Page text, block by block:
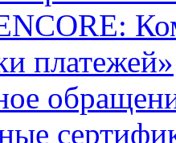
платежей»